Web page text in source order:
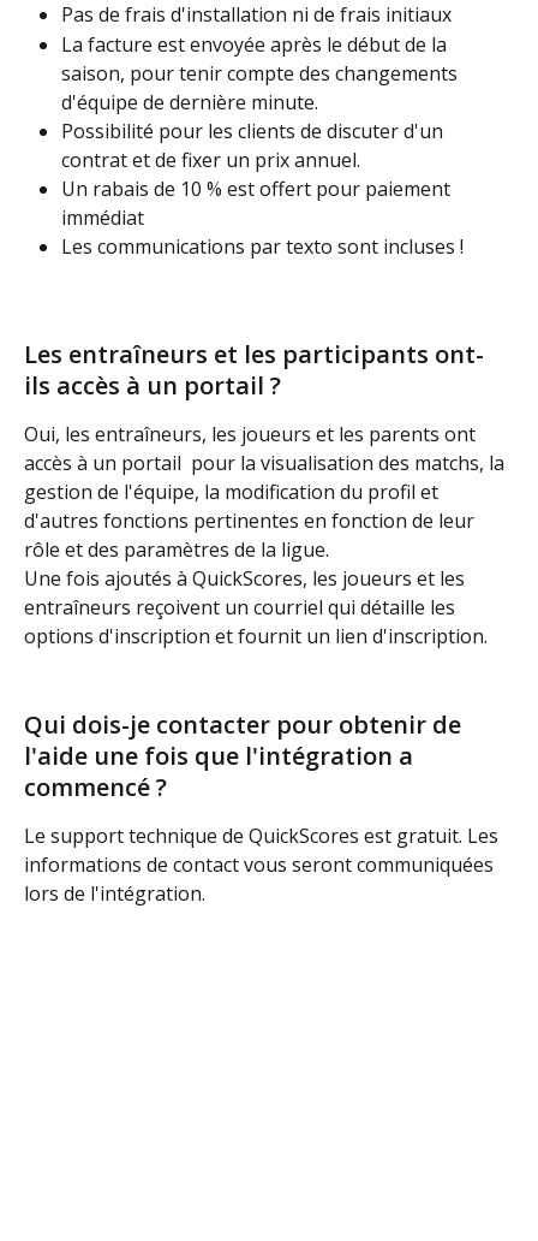
Pas de frais d'installation ni de frais initiaux
La facture est envoyée après le début de la
saison, pour tenir compte des changements
d'équipe de dernière minute.
Possibilité pour les clients de discuter d'un
contrat et de fixer un prix annuel.
Un rabais de 10 % est offert pour paiement
immédiat
Les communications par texto sont incluses !
Les entraîneurs et les participants ont-
ils accès à un portail ?
Oui, les entraîneurs, les joueurs et les parents ont
accès à un portail  pour la visualisation des matchs, la
gestion de l'équipe, la modification du profil et
d'autres fonctions pertinentes en fonction de leur
rôle et des paramètres de la ligue.
Une fois ajoutés à QuickScores, les joueurs et les
entraîneurs reçoivent un courriel qui détaille les
options d'inscription et fournit un lien d'inscription.
Qui dois-je contacter pour obtenir de
l'aide une fois que l'intégration a
commencé ?
Le support technique de QuickScores est gratuit. Les
informations de contact vous seront communiquées
lors de l'intégration.